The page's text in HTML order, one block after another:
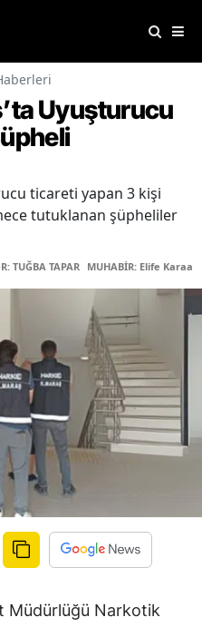
Uyuşturucu
ticareti yapan 3 kişi
tutuklanan şüpheliler
TUĞBA TAPAR MUHABİR: Elife
Müdürlüğü Narkotik